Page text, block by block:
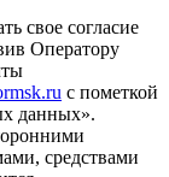
свое согласие
Оператору
с пометкой
данных».
средствами